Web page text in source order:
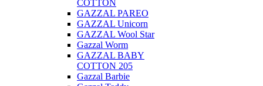
COTTON
GAZZAL PAREO
GAZZAL Unicorn
GAZZAL Wool Star
Gazzal Worm
GAZZAL BABY
COTTON 205
Gazzal Barbie